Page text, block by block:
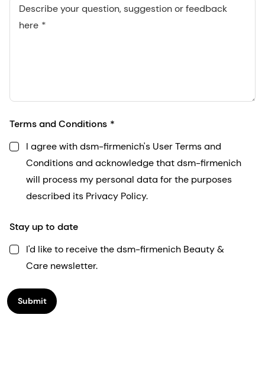
Describe your question, suggestion or feedback
here
Terms and Conditions
I agree with dsm-firmenich's User Terms and
Conditions and acknowledge that dsm-firmenich
will process my personal data for the purposes
described its Privacy Policy.
Stay up to date
I'd like to receive the dsm-firmenich Beauty &
Care newsletter.
Submit